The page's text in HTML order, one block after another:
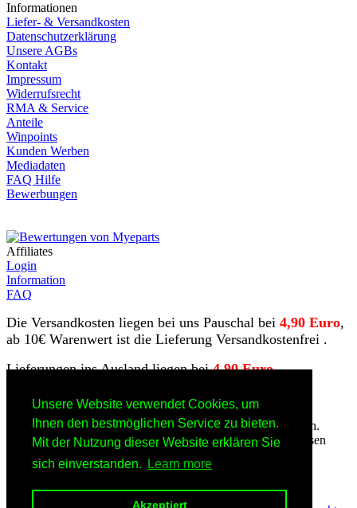
Unsere Website verwendet Cookies, um
Ihnen den bestmöglichen Service zu bieten.
Mit der Nutzung dieser Website erklären Sie
sich einverstanden.
Learn more
Akzeptiert
Informationen
Liefer- & Versandkosten
Datenschutzerklärung
Unsere AGBs
Kontakt
Impressum
Widerrufsrecht
RMA & Service
Anteile
Winpoints
Kunden Werben
Mediadaten
FAQ Hilfe
Bewerbungen
Affiliates
Login
Information
FAQ
Die Versandkosten liegen bei uns Pauschal bei 4,90 Euro,
ab 10€ Warenwert ist die Lieferung Versandkostenfrei .
Lieferungen ins Ausland liegen bei4,90 Euro.
** Der angegebene Preis ist ein Endpreis zzgl. Versandkosten.
Gemäß § 19 UStG erheben wir keine Umsatzsteuer und weisen